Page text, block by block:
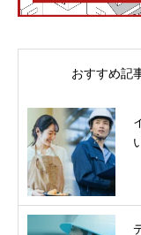
おすすめ記